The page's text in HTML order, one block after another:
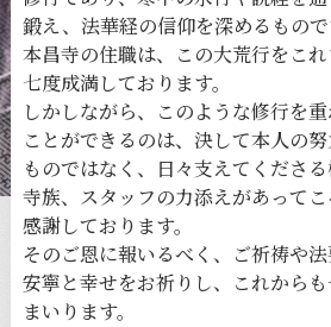
鍛え、 法華経の信仰を深める もので
本昌寺の住職は、 この大荒行をこ
七度成満しております。
しかしながら、
このような修行を
ことができるのは、 決して本人の
ものではなく、
日々支えてくださる
寺族、 スタッフの力添えがあってこ
感謝しております。
そのご恩に報いるべく、 ご祈祷や
安寧と幸せをお祈りし、 これからも
まいります。